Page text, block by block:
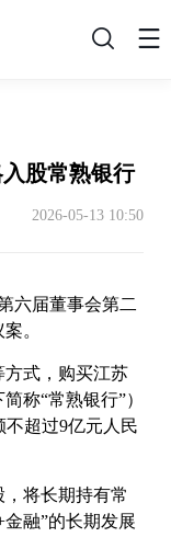
搜
股常熟银行
2026-05-13 10:50
六届董事会第二
。
式，购买江苏
称“常熟银行”）
不超过9亿元人民
将长期持有常
融”的长期发展